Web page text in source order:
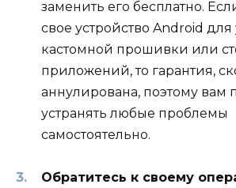
заменить его бесплатно.
свое устройство Android для
кастомной прошивки или
приложений, то гарантия,
аннулирована, поэтому вам
устранять любые проблемы
самостоятельно.
Обратитесь к своему